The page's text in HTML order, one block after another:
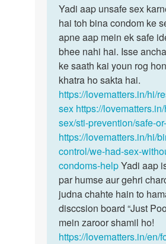
to
Aunty
ji
mai
apni
gf
k
sath…
by
Lucky
Yadi
aap
unsafe
sex
karne
ja…
Yadi aap unsafe sex
hai toh bina condom ke
apne aap mein ek safe
bhee nahi hai. Isse
ke saath kai youn rog
khatra ho sakta hai.
https://lovematters.in/hi/
sex https://
sex/sti-prevention/safe-
https://lovematters.in/hi/
control/we-had-sex-
condoms-helpYadi aap
par humse aur gehri
judna chahte hain to
disccsion board “Just
mein zaroor shamil ho!
https://lovematters.in/en/